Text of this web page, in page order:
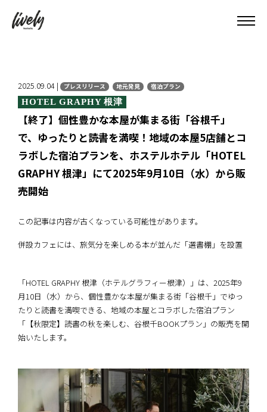
2025.09.04 | プレスリリース 地元発見 宿泊プラン
HOTEL GRAPHY 根津
【終了】個性豊かな本屋が集まる街「谷根千」
で、ゆったりと読書を満喫！地域の本屋5店舗とコ
ラボした宿泊プランを、ホステルホテル「HOTEL
GRAPHY 根津」にて2025年9月10日（水）から販
売開始
この記事は内容が古くなっている可能性があります。
併設カフェには、旅気分を楽しめる本が並んだ「選書棚」を設置
「HOTEL GRAPHY 根津（ホテルグラフィー根津）」は、2025年9
月10日（水）から、個性豊かな本屋が集まる街「谷根千」でゆっ
たりと読書を満喫できる、地域の本屋とコラボした宿泊プラン
「【秋限定】読書の秋を楽しむ、谷根千BOOKプラン」の販売を開
始いたします。